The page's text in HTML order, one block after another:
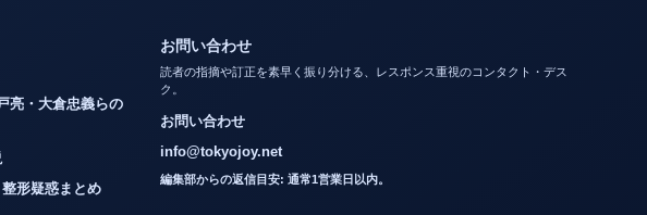
読者の指摘や訂正を素早く振り分ける、レスポンス重視のコンタクト・デス
ク。